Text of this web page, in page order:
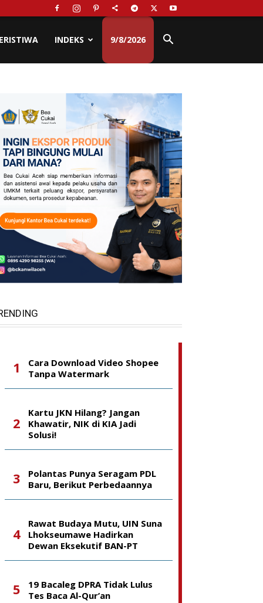
INDEKS 9/8/2026
Cara Download Video Shopee
Tanpa Watermark
Kartu JKN Hilang? Jangan
Khawatir, NIK di KIA Jadi
Solusi!
Polantas Punya Seragam PDL
Baru, Berikut Perbedaannya
Rawat Budaya Mutu, UIN Suna
Lhokseumawe Hadirkan
Dewan Eksekutif BAN-PT
19 Bacaleg DPRA Tidak Lulus
Tes Baca Al-Qur’an